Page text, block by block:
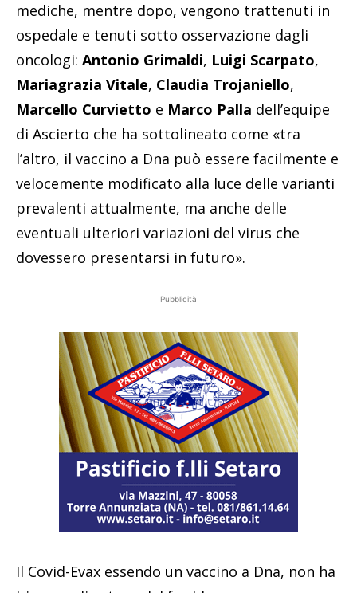
mediche, mentre dopo, vengono trattenuti in
ospedale e tenuti sotto osservazione dagli
oncologi: Antonio Grimaldi, Luigi Scarpato,
Mariagrazia Vitale, Claudia Trojaniello,
Marcello Curvietto e Marco Palla dell’equipe
di Ascierto che ha sottolineato come «tra
l’altro, il vaccino a Dna può essere facilmente e
velocemente modificato alla luce delle varianti
prevalenti attualmente, ma anche delle
eventuali ulteriori variazioni del virus che
dovessero presentarsi in futuro».
Pubblicità
Il Covid-Evax essendo un vaccino a Dna, non ha